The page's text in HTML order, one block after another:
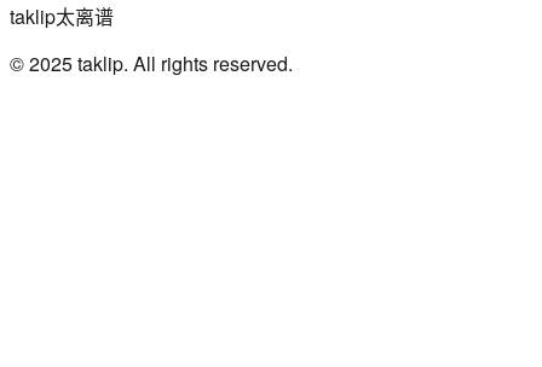
taklip太离谱
© 2025 taklip. All rights reserved.